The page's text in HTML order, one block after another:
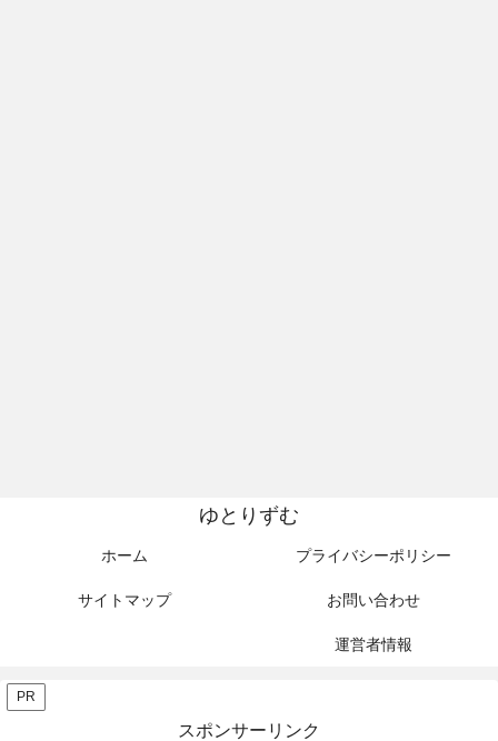
ゆとりずむ
ホーム プライバシーポリシー
サイトマップ お問い合わせ
運営者情報
PR
スポンサーリンク